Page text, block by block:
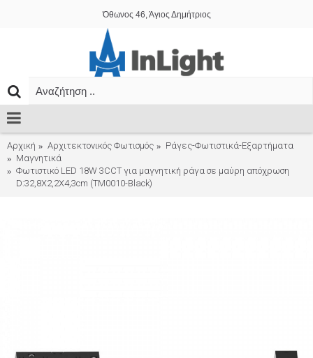
Όθωνος 46, Άγιος Δημήτριος
Αρχική Αρχιτεκτονικός Φωτισμός
Ράγες-Φωτιστικά-Εξαρτήματα
Μαγνητικά
Φωτιστικό LED 18W 3CCT για μαγνητική ράγα σε μαύρη απόχρωση
D:32,8X2,2X4,3cm (TM0010-Black)